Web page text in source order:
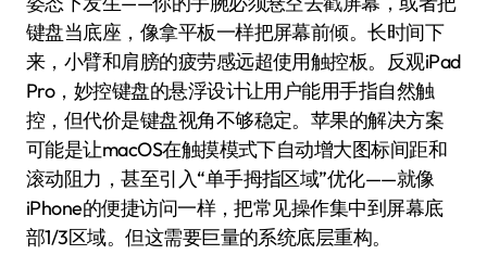
键盘当底座，像拿平板一样把屏幕前倾。长时间下
来，小臂和肩膀的疲劳感远超使用触控板。反观iPad
Pro，妙控键盘的悬浮设计让用户能用手指自然触
控，但代价是键盘视角不够稳定。苹果的解决方案
可能是让macOS在触摸模式下自动增大图标间距和
滚动阻力，甚至引入“单手拇指区域”优化——就像
iPhone的便捷访问一样，把常见操作集中到屏幕底
部1/3区域。但这需要巨量的系统底层重构。